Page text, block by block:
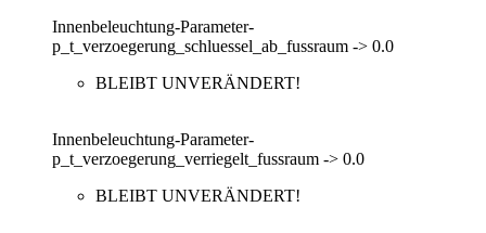
Innenbeleuchtung-Parameter-
p_t_verzoegerung_schluessel_ab_fussraum -> 0.0
BLEIBT UNVERÄNDERT!
Innenbeleuchtung-Parameter-
p_t_verzoegerung_verriegelt_fussraum -> 0.0
BLEIBT UNVERÄNDERT!